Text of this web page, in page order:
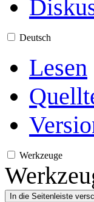
Deutsch
Lesen
Werkzeuge
In die Seitenleiste